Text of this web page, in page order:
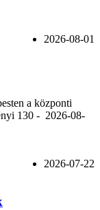
2026-08-01
a központi
130 - 2026-08-
2026-07-22